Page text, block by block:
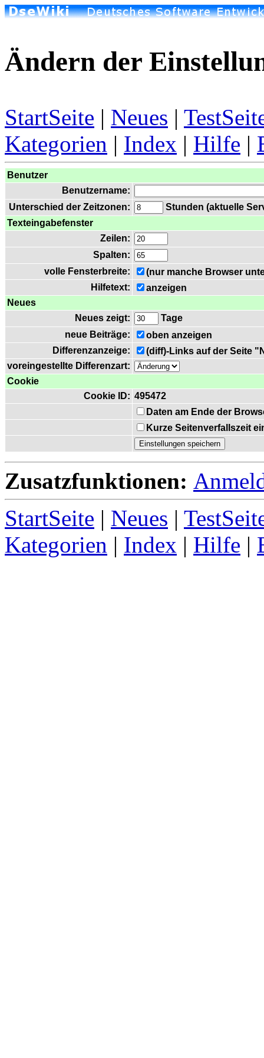
Ändern der
StartSeite | Neues |
Kategorien | Index | Hilfe |
Benutzer
Benutzername:
Unterschied der Zeitzonen:
Stunden (aktuelle
Texteingabefenster
Zeilen:
Spalten:
volle Fensterbreite:
(nur manche Browser
Hilfetext:
anzeigen
Neues
Neues zeigt:
Tage
neue Beiträge:
oben anzeigen
Differenzanzeige:
(diff)-Links auf der Seite
voreingestellte Differenzart:
Cookie
Cookie ID: 495472
Daten am Ende der
Kurze Seitenverfallszeit
Zusatzfunktionen:
StartSeite | Neues |
Kategorien | Index | Hilfe |